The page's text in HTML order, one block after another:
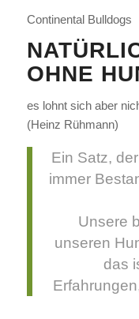
Continental Bulldogs
OHNE
es lohnt sich aber
(Heinz Rühmann)
Ein Satz,
immer
Unsere
unseren
das